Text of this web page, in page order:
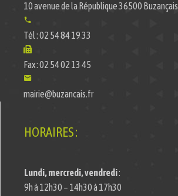
10 avenue de la République 36500 Buzançais
Tél : 02 54 84 19 33
Fax : 02 54 02 13 45
mairie@buzancais.fr
HORAIRES :
Lundi, mercredi, vendredi:
9h à 12h30 – 14h30 à 17h30